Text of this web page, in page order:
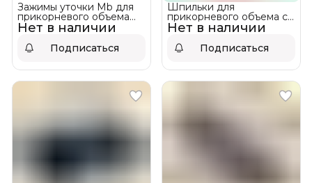
Нет в наличии
Зажимы уточки Mb для
прикорневого объема
Root Volume Премиум
(36 шт/уп) ❌ НЕТ В
НАЛИЧИИ!Подписаться
Нет в наличии
Шпильки для
прикорневого объема с
фиксатором Mb ❌ НЕТ В
НАЛИЧИИ!
Подписаться